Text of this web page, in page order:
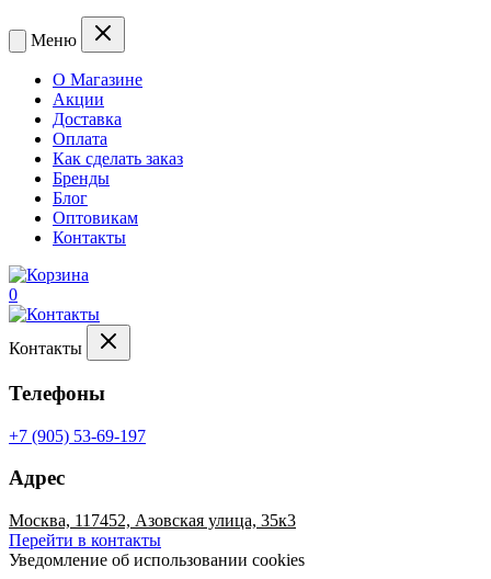
Меню
О Магазине
Акции
Доставка
Оплата
Как сделать заказ
Бренды
Блог
Оптовикам
Контакты
0
Контакты
Телефоны
+7 (905) 53-69-197
Адрес
Москва, 117452, Азовская улица, 35к3
Перейти в контакты
Уведомление об использовании cookies